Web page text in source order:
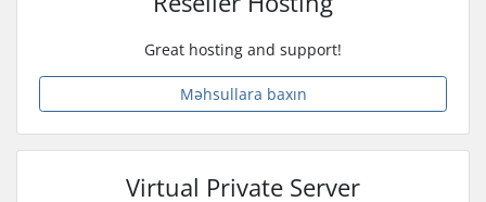
Great hosting and support!
Məhsullara baxın
Virtual Private Server